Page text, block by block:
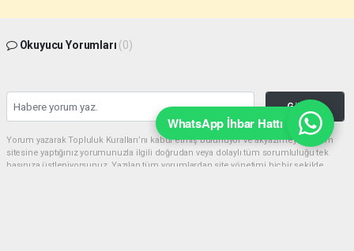
Okuyucu Yorumları (0)
Gönder
Yorum yazarak Topluluk Kuralları’nı kabul etmiş bulunuyor ve akyazimeydan.com
sitesine yaptığınız yorumunuzla ilgili doğrudan veya dolaylı tüm sorumluluğu tek
başınıza üstleniyorsunuz. Yazılan tüm yorumlardan site yönetimi hiçbir şekilde
WhatsApp İhbar Hattı